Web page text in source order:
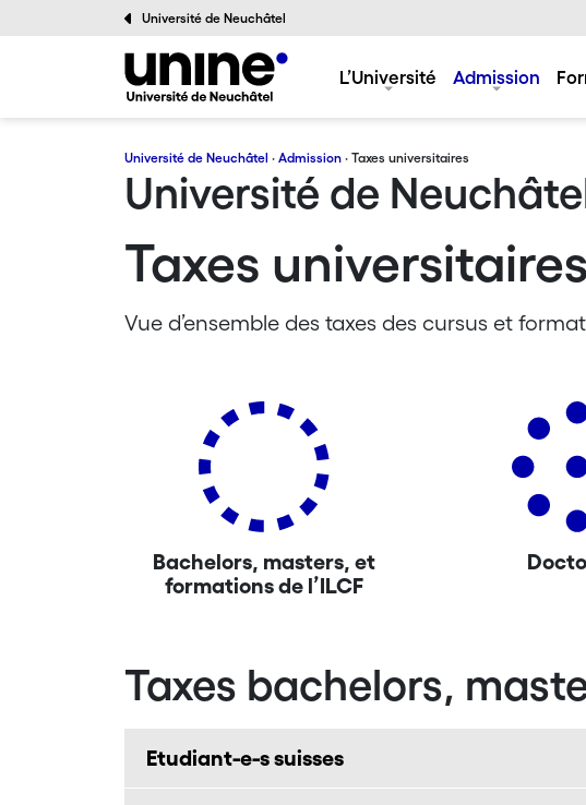
Université de Neuchâtel
L’Université Admission
Université de Neuchâtel · Admission · Taxes universitaires
Université de
Taxes universitaires
Vue d’ensemble des taxes des cursus et
Bachelors, masters, et
formations de l’ILCF
Taxes bachelors,
Etudiant-e-s suisses